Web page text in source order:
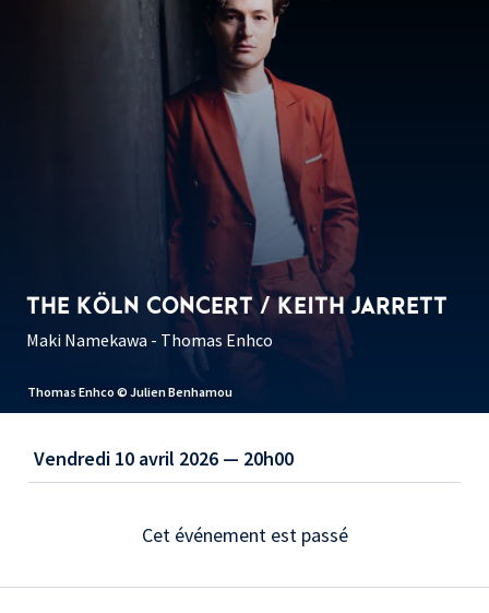
Thomas Enhco © Julien Benhamou
THE KÖLN CONCERT / KEITH JARRETT
Maki Namekawa - Thomas Enhco
Vendredi 10 avril 2026 — 20h00
Cet événement est passé